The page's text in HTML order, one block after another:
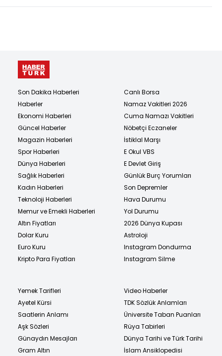
Son Dakika Haberleri
Haberler
Ekonomi Haberleri
Güncel Haberler
Magazin Haberleri
Spor Haberleri
Dünya Haberleri
Sağlık Haberleri
Kadın Haberleri
Teknoloji Haberleri
Memur ve Emekli Haberleri
Altın Fiyatları
Dolar Kuru
Euro Kuru
Kripto Para Fiyatları
Canlı Borsa
Namaz Vakitleri 2026
Cuma Namazı Vakitleri
Nöbetçi Eczaneler
İstiklal Marşı
E Okul VBS
E Devlet Giriş
Günlük Burç Yorumları
Son Depremler
Hava Durumu
Yol Durumu
2026 Dünya Kupası
Astroloji
Instagram Dondurma
Instagram Silme
Yemek Tarifleri
Ayetel Kürsi
Saatlerin Anlamı
Aşk Sözleri
Günaydın Mesajları
Gram Altın
Video Haberler
TDK Sözlük Anlamları
Üniversite Taban Puanları
Rüya Tabirleri
Dünya Tarihi ve Türk Tarihi
İslam Ansiklopedisi